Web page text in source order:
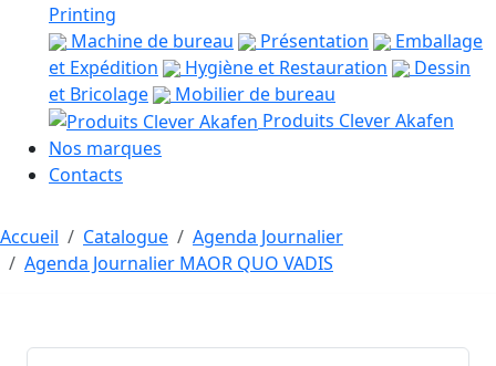
Printing
Machine de bureau
Présentation
Emballage
et Expédition
Hygiène et Restauration
Dessin
et Bricolage
Mobilier de bureau
Produits Clever Akafen
Nos marques
Contacts
Accueil Catalogue
Agenda Journalier
Agenda Journalier MAOR QUO VADIS